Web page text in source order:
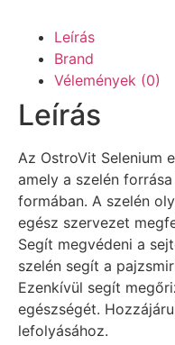
Leírás
Brand
Vélemények (0)
Leírás
Az OstroVit Selenium
amely a szelén
formában. A szelén
egész szervezet
Segít megvédeni a
szelén segít a
Ezenkívül segít
egészségét.
lefolyásához.